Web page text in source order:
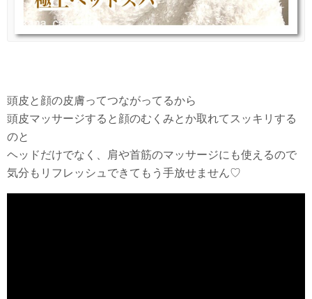
頭皮と顔の皮膚ってつながってるから
頭皮マッサージすると顔のむくみとか取れてスッキリする
のと
ヘッドだけでなく、肩や首筋のマッサージにも使えるので
気分もリフレッシュできてもう手放せません♡